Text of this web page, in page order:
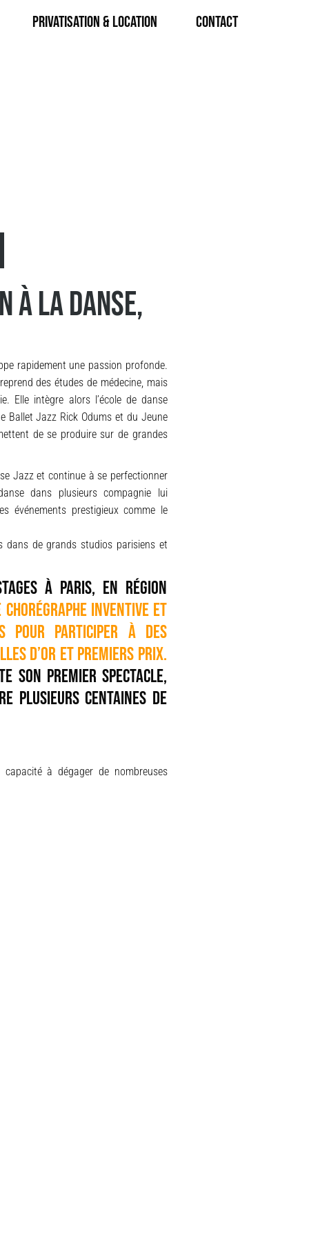
Privatisation & Location CONTACT
LA DANSE,
rapidement une passion profonde.
des études de médecine, mais
Elle intègre alors l’école de danse
Ballet Jazz Rick Odums et du Jeune
de se produire sur de grandes
Jazz et continue à se perfectionner
dans plusieurs compagnie lui
événements prestigieux comme le
dans de grands studios parisiens et
à Paris, en région
chorégraphe inventive et
pour participer à des
d’or et premiers prix.
son premier spectacle,
plusieurs centaines de
à dégager de nombreuses